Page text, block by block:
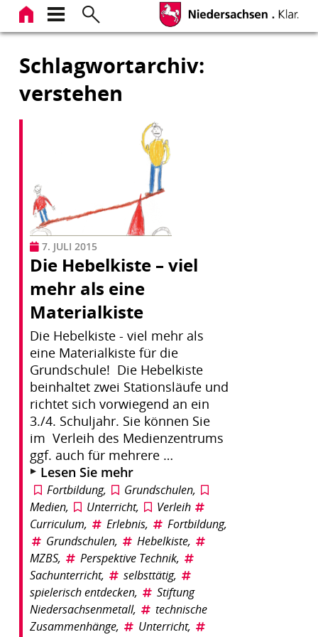
Zum
Inhalt
Schlagwortarchiv:
verstehen
7. JULI 2015
Die Hebelkiste – viel
mehr als eine
Materialkiste
Die Hebelkiste - viel mehr als
eine Materialkiste für die
Grundschule! Die Hebelkiste
beinhaltet zwei Stationsläufe und
richtet sich vorwiegend an ein
3./4. Schuljahr. Sie können Sie
im Verleih des Medienzentrums
ggf. auch für mehrere …
Lesen Sie mehr
Fortbildung, Grundschulen,
Medien, Unterricht,
Verleih
Curriculum, Erlebnis, Fortbildung,
Grundschulen, Hebelkiste,
MZBS, Perspektive Technik,
Sachunterricht, selbsttätig,
spielerisch entdecken,
Stiftung
Niedersachsenmetall,
technische
Zusammenhänge, Unterricht,